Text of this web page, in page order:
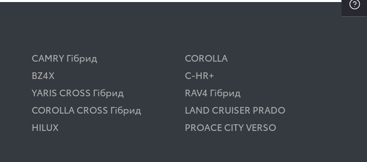
CAMRY Гібрид
COROLLA
BZ4X
C-HR+
YARIS CROSS Гібрид
RAV4 Гібрид
COROLLA CROSS Гібрид
LAND CRUISER PRADO
HILUX
PROACE CITY VERSO